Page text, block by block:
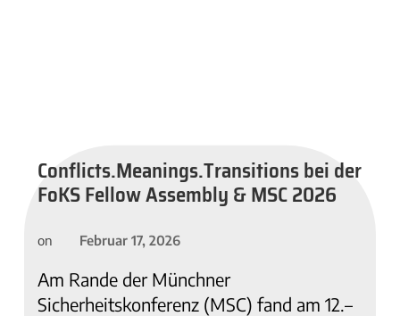
Conflicts.Meanings.Transitions bei der
FoKS Fellow Assembly & MSC 2026
on Februar 17, 2026
Am Rande der Münchner
Sicherheitskonferenz (MSC) fand am 12.–